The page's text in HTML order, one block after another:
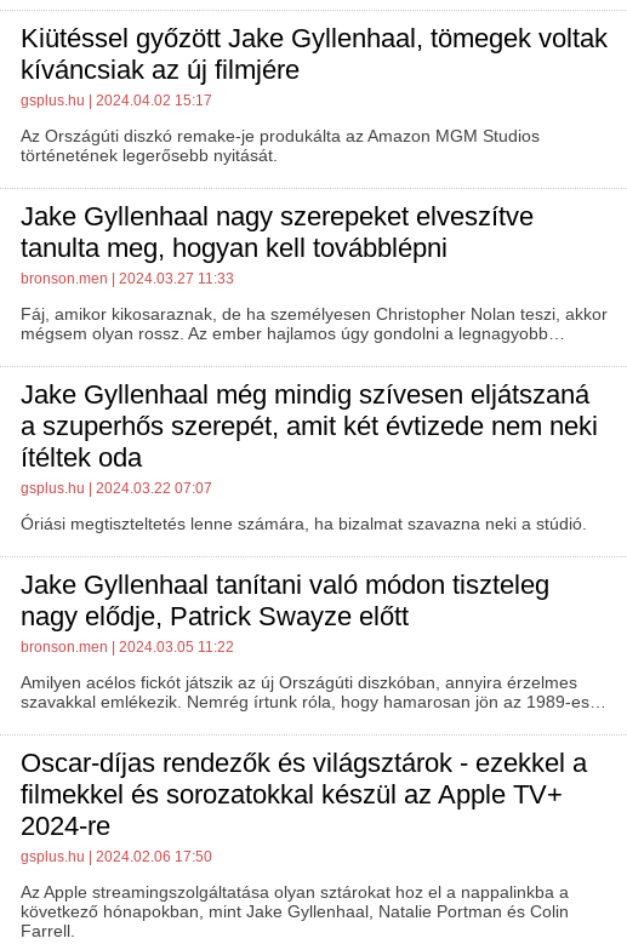
Kiütéssel győzött Jake Gyllenhaal, tömegek voltak
kíváncsiak az új filmjére
gsplus.hu | 2024.04.02 15:17
Az Országúti diszkó remake-je produkálta az Amazon MGM Studios
történetének legerősebb nyitását.
Jake Gyllenhaal nagy szerepeket elveszítve
tanulta meg, hogyan kell továbblépni
bronson.men | 2024.03.27 11:33
Fáj, amikor kikosaraznak, de ha személyesen Christopher Nolan teszi, akkor
mégsem olyan rossz. Az ember hajlamos úgy gondolni a legnagyobb…
Jake Gyllenhaal még mindig szívesen eljátszaná
a szuperhős szerepét, amit két évtizede nem neki
ítéltek oda
gsplus.hu | 2024.03.22 07:07
Óriási megtiszteltetés lenne számára, ha bizalmat szavazna neki a stúdió.
Jake Gyllenhaal tanítani való módon tiszteleg
nagy elődje, Patrick Swayze előtt
bronson.men | 2024.03.05 11:22
Amilyen acélos fickót játszik az új Országúti diszkóban, annyira érzelmes
szavakkal emlékezik. Nemrég írtunk róla, hogy hamarosan jön az 1989-es…
Oscar-díjas rendezők és világsztárok - ezekkel a
filmekkel és sorozatokkal készül az Apple TV+
2024-re
gsplus.hu | 2024.02.06 17:50
Az Apple streamingszolgáltatása olyan sztárokat hoz el a nappalinkba a
következő hónapokban, mint Jake Gyllenhaal, Natalie Portman és Colin
Farrell.